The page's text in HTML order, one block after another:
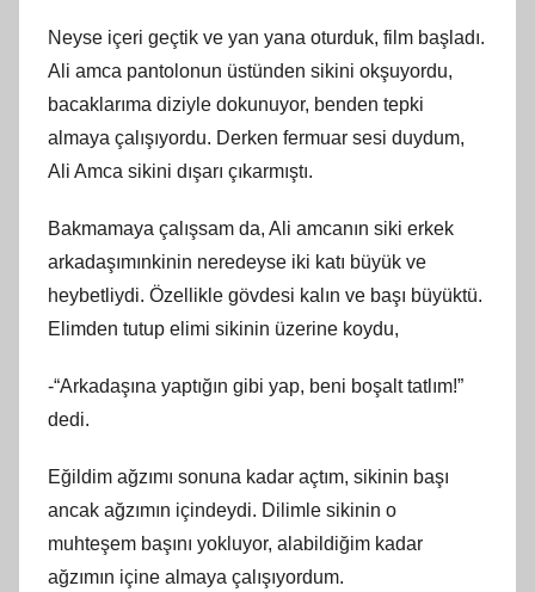
Neyse içeri geçtik ve yan yana oturduk, film başladı.
Ali amca pantolonun üstünden sikini okşuyordu,
bacaklarıma diziyle dokunuyor, benden tepki
almaya çalışıyordu. Derken fermuar sesi duydum,
Ali Amca sikini dışarı çıkarmıştı.
Bakmamaya çalışsam da, Ali amcanın siki erkek
arkadaşımınkinin neredeyse iki katı büyük ve
heybetliydi. Özellikle gövdesi kalın ve başı büyüktü.
Elimden tutup elimi sikinin üzerine koydu,
-“Arkadaşına yaptığın gibi yap, beni boşalt tatlım!”
dedi.
Eğildim ağzımı sonuna kadar açtım, sikinin başı
ancak ağzımın içindeydi. Dilimle sikinin o
muhteşem başını yokluyor, alabildiğim kadar
ağzımın içine almaya çalışıyordum.